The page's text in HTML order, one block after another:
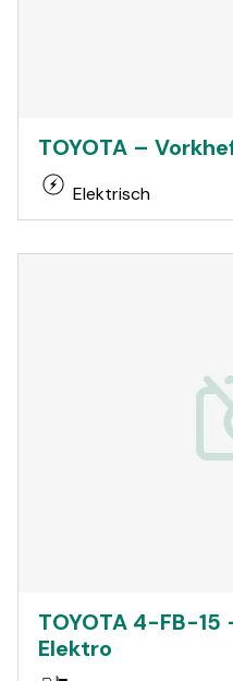
TOYOTA –
Elektrisch
TOYOTA 4-FB-
Elektro